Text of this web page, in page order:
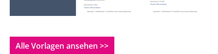
Alle Vorlagen ansehen >>